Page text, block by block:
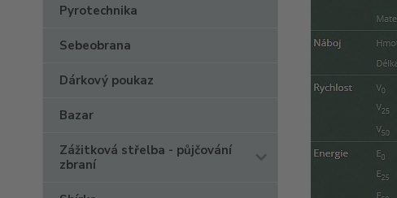
Pyrotechnika
Sebeobrana
Dárkový poukaz
Bazar
Zážitková střelba - půjčování
zbraní